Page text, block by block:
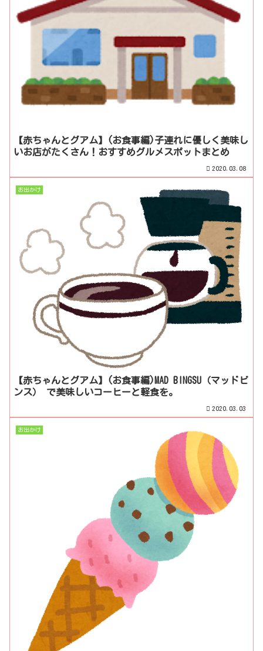
【赤ちゃんとグアム】(お食事編)子連れに優しく美味し
いお店がたくさん！おすすめグルメスポットまとめ
2020.03.08
お出かけ
【赤ちゃんとグアム】(お食事編)MAD BINGSU（マッドビ
ンス） で美味しいコーヒーと軽食を。
2020.03.03
お出かけ